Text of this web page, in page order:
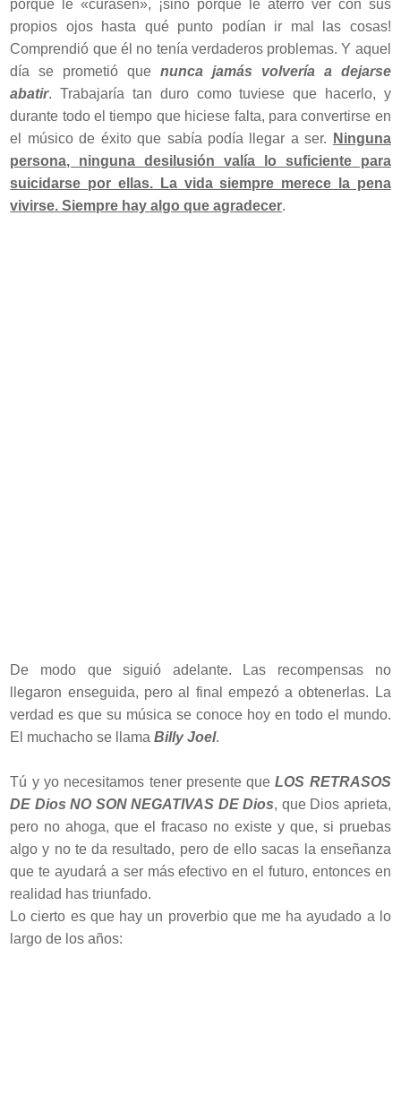
porque le «curasen», ¡sino porque le aterró ver con sus
propios ojos hasta qué punto podían ir mal las cosas!
Comprendió que él no tenía verdaderos problemas. Y aquel
día se prometió que nunca jamás volvería a dejarse
abatir. Trabajaría tan duro como tuviese que hacerlo, y
durante todo el tiempo que hiciese falta, para convertirse en
el músico de éxito que sabía podía llegar a ser.
Ninguna
persona, ninguna desilusión valía lo suficiente para
suicidarse por ellas. La vida siempre merece la pena
vivirse. Siempre hay algo que agradecer.
De modo que siguió adelante. Las recompensas no
llegaron enseguida, pero al final empezó a obtenerlas. La
verdad es que su música se conoce hoy en todo el mundo.
El muchacho se llamaBilly Joel.
Tú y yo necesitamos tener presente queLOS RETRASOS
DE Dios NO SON NEGATIVAS DE Dios, que Dios aprieta,
pero no ahoga, que el fracaso no existe y que, si pruebas
algo y no te da resultado, pero de ello sacas la enseñanza
que te ayudará a ser más efectivo en el futuro, entonces en
realidad has triunfado.
Lo cierto es que hay un proverbio que me ha ayudado a lo
largo de los años: